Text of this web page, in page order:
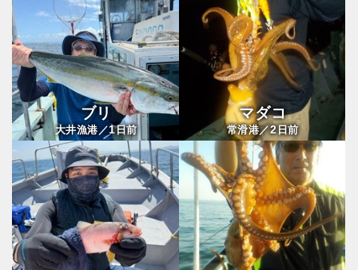
ブリ
大井漁港／1日前
マダコ
常滑港／2日前